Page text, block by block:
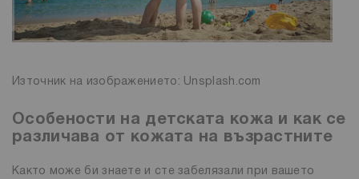
Източник на изображението: Unsplash.com
Особености на детската кожа и как се
различава от кожата на възрастните
Както може би знаете и сте забелязали при вашето